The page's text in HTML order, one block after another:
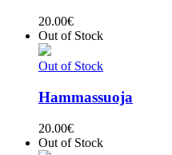
20.00€
Out of Stock
Out of Stock
Hammassuoja
20.00€
Out of Stock